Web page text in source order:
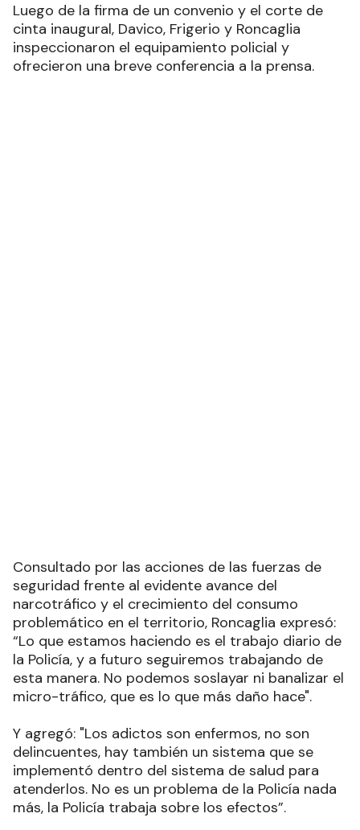
Luego de la firma de un convenio y el corte de
cinta inaugural, Davico, Frigerio y Roncaglia
inspeccionaron el equipamiento policial y
ofrecieron una breve conferencia a la prensa.
Consultado por las acciones de las fuerzas de
seguridad frente al evidente avance del
narcotráfico y el crecimiento del consumo
problemático en el territorio, Roncaglia expresó:
“Lo que estamos haciendo es el trabajo diario de
la Policía, y a futuro seguiremos trabajando de
esta manera. No podemos soslayar ni banalizar el
micro-tráfico, que es lo que más daño hace".
Y agregó: "Los adictos son enfermos, no son
delincuentes, hay también un sistema que se
implementó dentro del sistema de salud para
atenderlos. No es un problema de la Policía nada
más, la Policía trabaja sobre los efectos”.